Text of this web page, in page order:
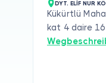
DYT. ELİF NUR
Kükürtlü
kat 4 daire 16